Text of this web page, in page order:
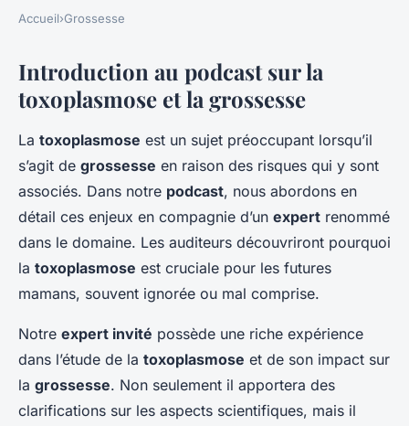
Podcast : Entretien avec un
expert en toxoplasmose et
grossesse
Charlie • 9 février 2025 7 min de lecture
Accueil›Grossesse
Introduction au podcast sur la
toxoplasmose et la grossesse
La toxoplasmose est un sujet préoccupant lorsqu’il
s’agit de grossesse en raison des risques qui y sont
associés. Dans notre podcast, nous abordons en
détail ces enjeux en compagnie d’un expert renommé
dans le domaine. Les auditeurs découvriront pourquoi
la toxoplasmose est cruciale pour les futures
mamans, souvent ignorée ou mal comprise.
Notre expert invité possède une riche expérience
dans l’étude de la toxoplasmose et de son impact sur
la grossesse. Non seulement il apportera des
clarifications sur les aspects scientifiques, mais il